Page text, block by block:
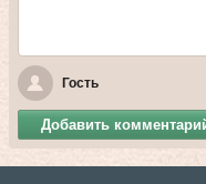
Гость
Добавить